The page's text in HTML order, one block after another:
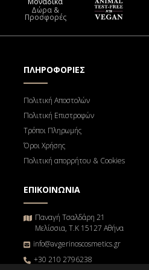
Δώρα &
Προσφορές
ΠΛΗΡΟΦΟΡΙΕΣ
Πολιτική Αποστολών
Πολιτική Επιστροφών
Τρόποι Πληρωμής
Όροι Χρήσης
Πολιτική απορρήτου & Cookies
ΕΠΙΚΟΙΝΩΝΙΑ
Παναγή Τσαλδάρη 21
Μελίσσια, Τ.Κ 15127 Αθήνα
info@avgerinoscosmetics.gr
+30 210 2796238